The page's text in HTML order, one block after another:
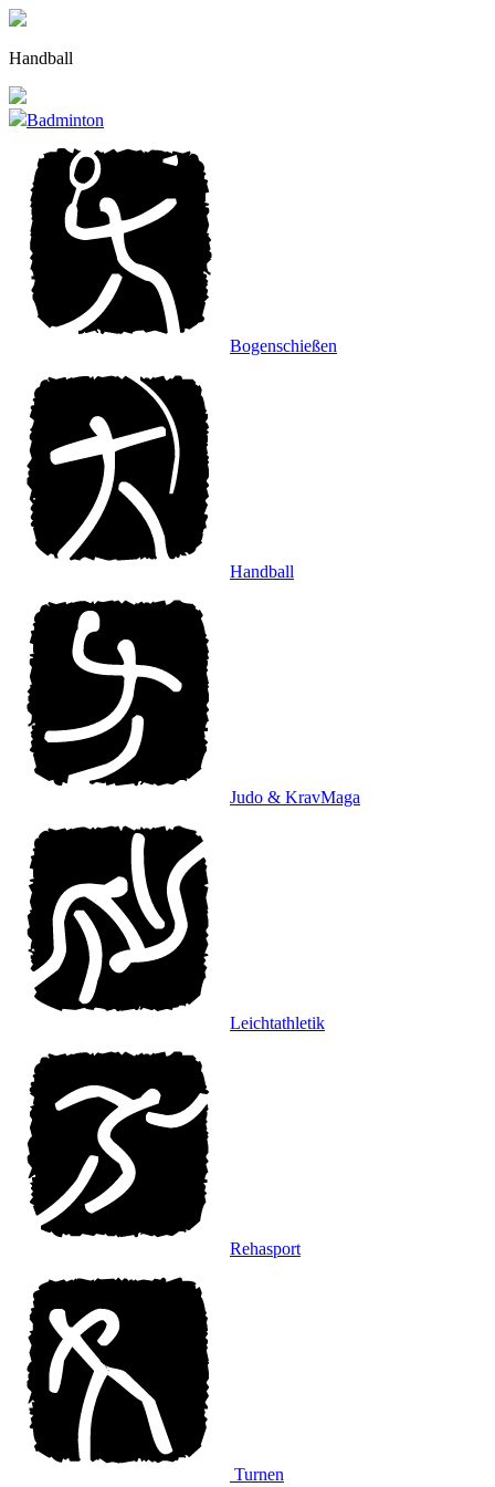
Zu
Inhalten
Handball
Badminton
Bogenschießen
Handball
Judo & KravMaga
Leichtathletik
Rehasport
Turnen